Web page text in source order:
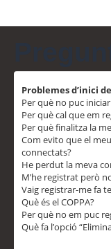
Problemes d’inici
Per què no puc
Per què cal que em
Per què finalitza la
Com evito que el
connectats?
He perdut la meva
M’he registrat però
Vaig registrar-me fa
Què és el COPPA?
Per què no em puc
Què fa l’opció